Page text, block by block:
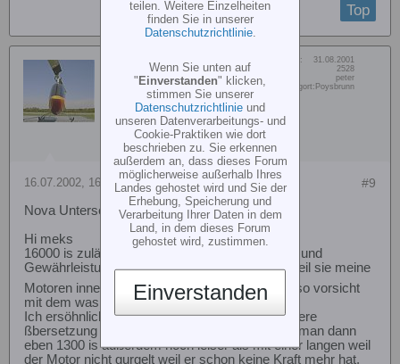
Top
peter tuerk
Senior Member
Dabei seit:
31.08.2001
2528
peter
Wohn/Flugort: Poysbrunn
#9
16.07.2002, 16:29
Nova Untersetzung 1:8,18, wie ???
Hi meks
16000 is zuläßig darüber hinaus keine Garantie und
Gewährleistung,die erkennen das ganz leicht weil sie meine
Motoren innen schon begutachtet haben
,also vorsicht
mit dem was Du sagst.
Ich ersöhnlich bevorzuge auch eine etwas kürzere
ßbersetzung wenn man leise fliegen will nimmt man dann
eben 1300 is außerdem noch leiser als mit einer langen weil
der Motor nicht gurgelt weil er schon keine Kraft mehr hat.
teilen. Weitere Einzelheiten
finden Sie in unserer
Datenschutzrichtlinie.
Wenn Sie unten auf
"Einverstanden" klicken,
stimmen Sie unserer
Datenschutzrichtlinie und
unseren Datenverarbeitungs- und
Cookie-Praktiken wie dort
beschrieben zu. Sie erkennen
außerdem an, dass dieses Forum
möglicherweise außerhalb Ihres
Landes gehostet wird und Sie der
Erhebung, Speicherung und
Verarbeitung Ihrer Daten in dem
Land, in dem dieses Forum
gehostet wird, zustimmen.
Einverstanden